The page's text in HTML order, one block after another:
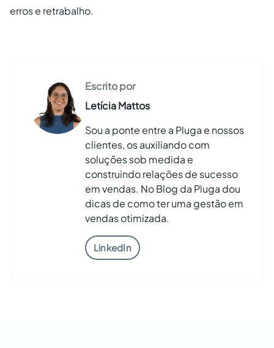
erros e retrabalho.
Escrito por
Letícia Mattos
Sou a ponte entre a Pluga e nossos
clientes, os auxiliando com
soluções sob medida e
construindo relações de sucesso
em vendas. No Blog da Pluga dou
dicas de como ter uma gestão em
vendas otimizada.
LinkedIn